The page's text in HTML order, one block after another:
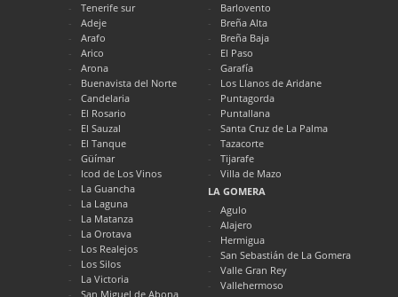
Tenerife sur
Adeje
Arafo
Arico
Arona
Buenavista del Norte
Candelaria
El Rosario
El Sauzal
El Tanque
Güímar
Icod de Los Vinos
La Guancha
La Laguna
La Matanza
La Orotava
Los Realejos
Los Silos
La Victoria
San Miguel de Abona
Barlovento
Breña Alta
Breña Baja
El Paso
Garafía
Los Llanos de Aridane
Puntagorda
Puntallana
Santa Cruz de La Palma
Tazacorte
Tijarafe
Villa de Mazo
LA GOMERA
Agulo
Alajero
Hermigua
San Sebastián de La Gomera
Valle Gran Rey
Vallehermoso